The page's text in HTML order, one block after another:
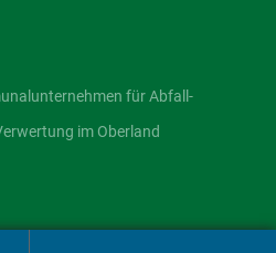
für Abfall-
im Oberland